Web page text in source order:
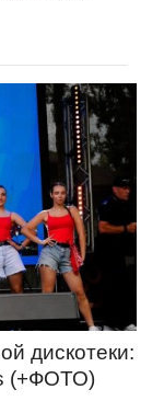
дискотеки:
(+ФОТО)